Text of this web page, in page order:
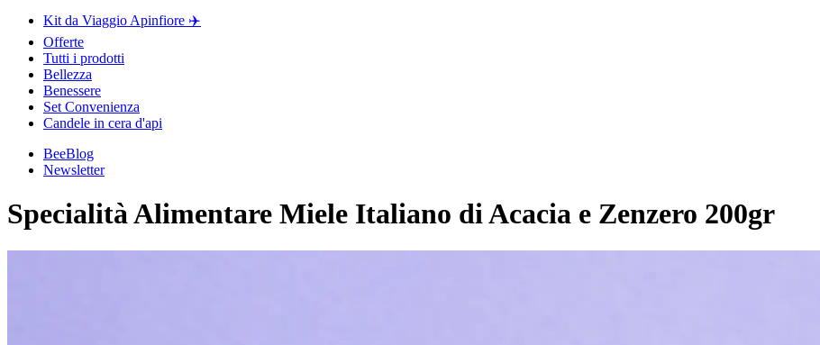
Kit da Viaggio Apinfiore ✈️
Offerte
Tutti i prodotti
Bellezza
Benessere
Set Convenienza
Candele in cera d'api
BeeBlog
Newsletter
Specialità Alimentare Miele Italiano di Acacia e Zenzero 200gr